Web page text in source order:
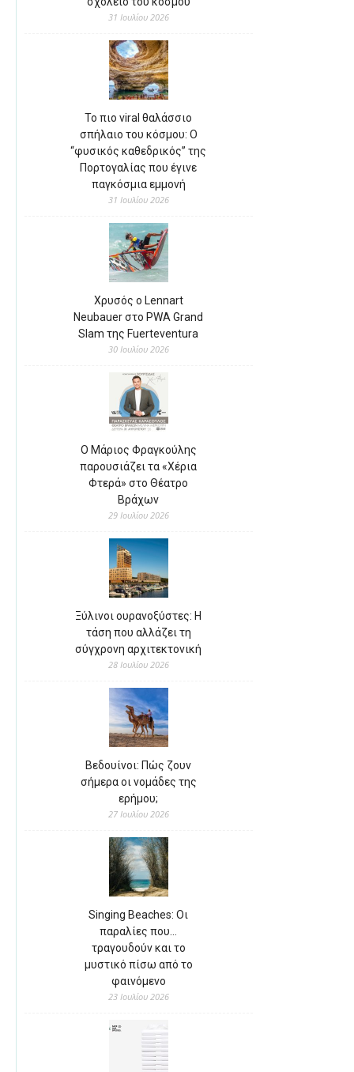
31 Ιουλίου 2026
Το πιο viral θαλάσσιο
σπήλαιο του κόσμου: Ο
“φυσικός καθεδρικός” της
Πορτογαλίας που έγινε
παγκόσμια εμμονή
31 Ιουλίου 2026
Χρυσός ο Lennart
Neubauer στο PWA Grand
Slam της Fuerteventura
30 Ιουλίου 2026
Ο Μάριος Φραγκούλης
παρουσιάζει τα «Χέρια
Φτερά» στο Θέατρο
Βράχων
29 Ιουλίου 2026
Ξύλινοι ουρανοξύστες: Η
τάση που αλλάζει τη
σύγχρονη αρχιτεκτονική
28 Ιουλίου 2026
Βεδουίνοι: Πώς ζουν
σήμερα οι νομάδες της
ερήμου;
27 Ιουλίου 2026
Singing Beaches: Οι
παραλίες που…
τραγουδούν και το
μυστικό πίσω από το
φαινόμενο
23 Ιουλίου 2026